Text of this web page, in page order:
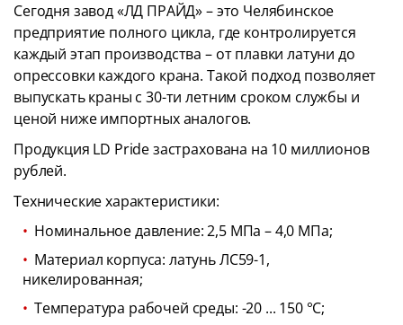
Сегодня завод «ЛД ПРАЙД» – это Челябинское
предприятие полного цикла, где контролируется
каждый этап производства – от плавки латуни до
опрессовки каждого крана. Такой подход позволяет
выпускать краны с 30-ти летним сроком службы и
ценой ниже импортных аналогов.
Продукция LD Pride застрахована на 10 миллионов
рублей.
Технические характеристики:
Номинальное давление: 2,5 МПа – 4,0 МПа;
Материал корпуса: латунь ЛС59-1,
никелированная;
Температура рабочей среды: -20 ... 150 °С;